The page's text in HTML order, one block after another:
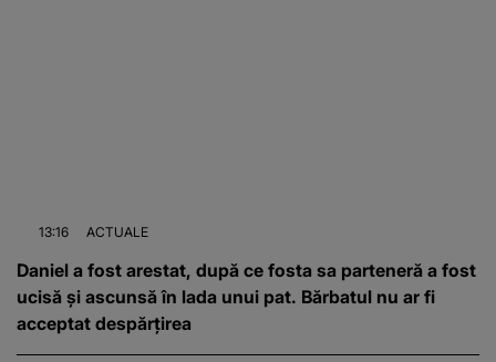
13:16 ACTUALE
Daniel a fost arestat, după ce fosta sa parteneră a fost
ucisă și ascunsă în lada unui pat. Bărbatul nu ar fi
acceptat despărțirea